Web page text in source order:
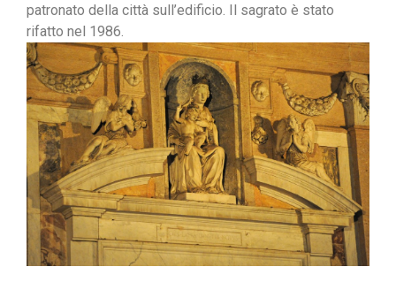
patronato della città sull’edificio. Il sagrato è stato
rifatto nel 1986.